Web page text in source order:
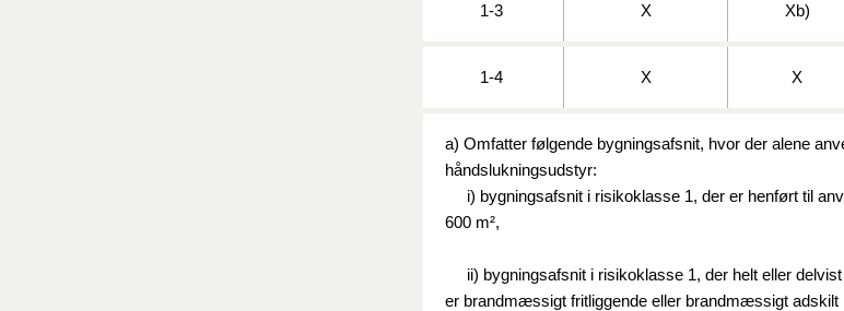
1-3 X Xb)
1-4 X X
a) Omfatter følgende bygningsafsnit, hvor der alene
håndslukningsudstyr:
i) bygningsafsnit i risikoklasse 1, der er henført til
600 m²,
ii) bygningsafsnit i risikoklasse 1, der helt eller
er brandmæssigt fritliggende eller brandmæssigt